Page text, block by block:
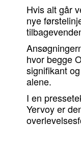
Hvis alt går
nye
hvor begge
signifikant
alene.
I en
Yervoy er